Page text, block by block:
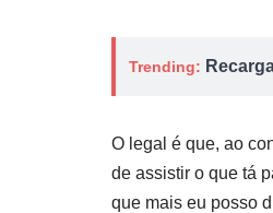
Trending:
O legal é que, ao
de assistir o que tá
que mais eu posso